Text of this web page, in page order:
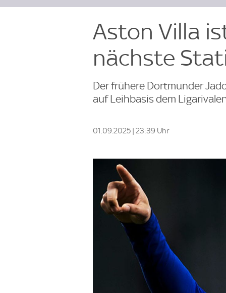
Aston Villa
nächste
Der frühere Dortmunder
auf Leihbasis dem
01.09.2025 | 23:39 Uhr